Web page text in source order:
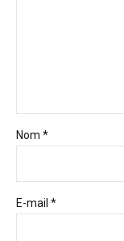
Nom *
E-mail *